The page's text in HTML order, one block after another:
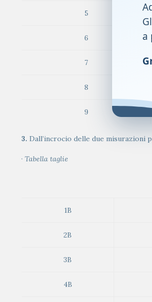
5
6
7
8
9
3. Dall’incrocio delle due
· Tabella taglie
1B
2B
3B
4B
a